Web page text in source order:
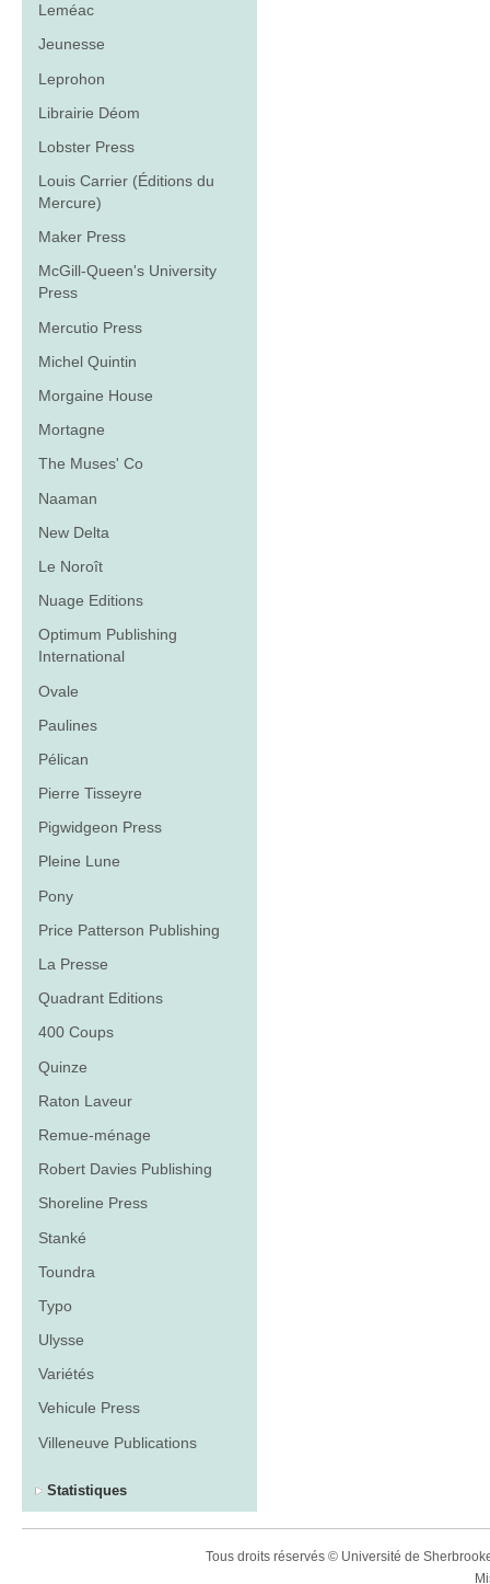
Leméac
Jeunesse
Leprohon
Librairie Déom
Lobster Press
Louis Carrier (Éditions du
Mercure)
Maker Press
McGill-Queen's University
Press
Mercutio Press
Michel Quintin
Morgaine House
Mortagne
The Muses' Co
Naaman
New Delta
Le Noroît
Nuage Editions
Optimum Publishing
International
Ovale
Paulines
Pélican
Pierre Tisseyre
Pigwidgeon Press
Pleine Lune
Pony
Price Patterson Publishing
La Presse
Quadrant Editions
400 Coups
Quinze
Raton Laveur
Remue-ménage
Robert Davies Publishing
Shoreline Press
Stanké
Toundra
Typo
Ulysse
Variétés
Vehicule Press
Villeneuve Publications
Statistiques
Tous droits réservés © Université de